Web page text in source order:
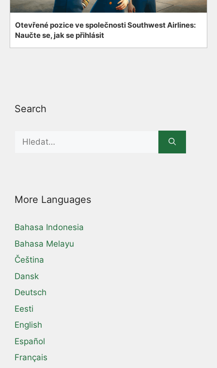
Otevřené pozice ve společnosti Southwest Airlines:
Naučte se, jak se přihlásit
Search
Search
More Languages
Bahasa Indonesia
Bahasa Melayu
Čeština
Dansk
Deutsch
Eesti
English
Español
Français